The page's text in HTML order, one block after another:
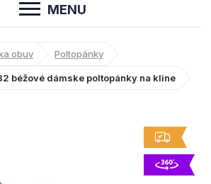
MENU
obuv Poltopánky
béžové dámske poltopánky na kline